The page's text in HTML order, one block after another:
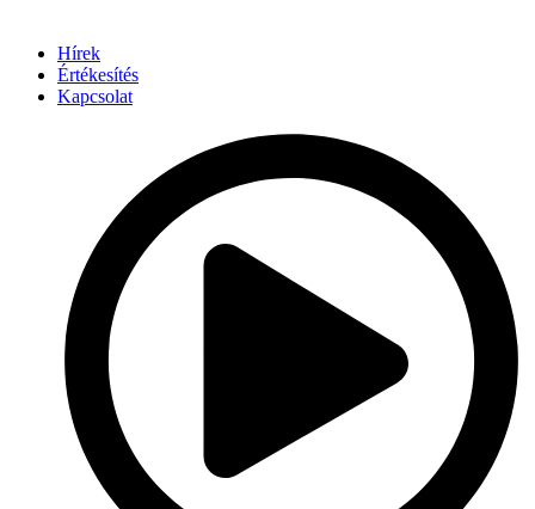
Hírek
Értékesítés
Kapcsolat